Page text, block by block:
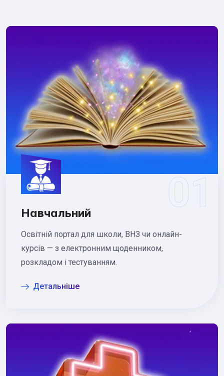
Навчальний
Освітній портал для школи, ВНЗ чи онлайн-
курсів — з електронним щоденником,
розкладом і тестуванням.
Детальніше